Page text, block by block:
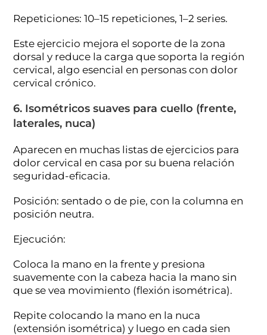
Repeticiones: 10–15 repeticiones, 1–2 series.
Este ejercicio mejora el soporte de la zona
dorsal y reduce la carga que soporta la región
cervical, algo esencial en personas con dolor
cervical crónico.
6. Isométricos suaves para cuello (frente,
laterales, nuca)
Aparecen en muchas listas de ejercicios para
dolor cervical en casa por su buena relación
seguridad-eficacia.
Posición: sentado o de pie, con la columna en
posición neutra.
Ejecución:
Coloca la mano en la frente y presiona
suavemente con la cabeza hacia la mano sin
que se vea movimiento (flexión isométrica).
Repite colocando la mano en la nuca
(extensión isométrica) y luego en cada sien